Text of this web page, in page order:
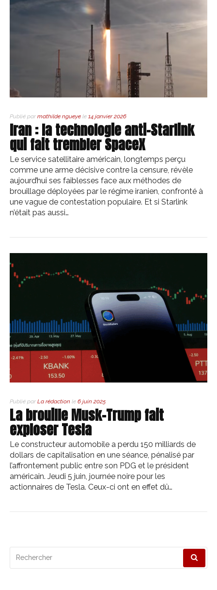
Publié par mathilde ngueye le 14 janvier 2026
Iran : la technologie anti-Starlink
qui fait trembler SpaceX
Le service satellitaire américain, longtemps perçu
comme une arme décisive contre la censure, révèle
aujourd’hui ses faiblesses face aux méthodes de
brouillage déployées par le régime iranien, confronté à
une vague de contestation populaire. Et si Starlink
n’était pas aussi…
Publié par La rédaction le 6 juin 2025
La brouille Musk-Trump fait
exploser Tesla
Le constructeur automobile a perdu 150 milliards de
dollars de capitalisation en une séance, pénalisé par
l’affrontement public entre son PDG et le président
américain. Jeudi 5 juin, journée noire pour les
actionnaires de Tesla. Ceux-ci ont en effet dû…
pour